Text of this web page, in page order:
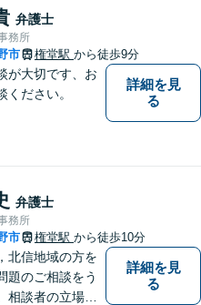
日々知見をアッ
がら事件に取り
駐車場有】
弁護士
務所
市 権堂駅 から徒歩9分
が大切です、お
ください。
詳細を見
る
弁護士
務所
市 権堂駅 から徒歩10分
北信地域の方を
題のご相談をう
相談者の立場を
詳細を見
る